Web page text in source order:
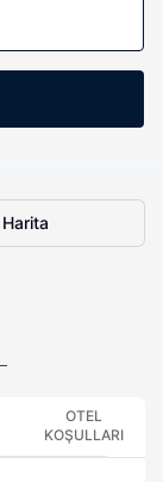
Harita
OTEL
KOŞULLARI